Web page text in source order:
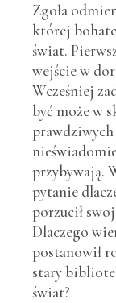
Zgoła
której
świat.
wejście w
Wcześniej
być może w
prawdziwych
przybywają.
pytanie
porzucił
Dlaczego
postanowił
stary
świat?